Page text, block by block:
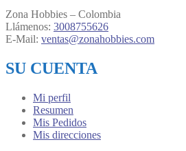
Zona Hobbies – Colombia
Llámenos: 3008755626
E-Mail: ventas@zonahobbies.com
SU CUENTA
Mi perfil
Resumen
Mis Pedidos
Mis direcciones